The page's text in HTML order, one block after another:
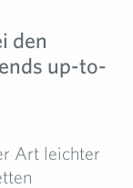
den
up-to-
Art leichter